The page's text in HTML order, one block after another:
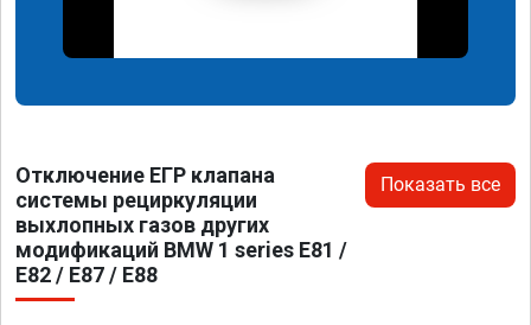
Отключение ЕГР клапана
системы рециркуляции
выхлопных газов других
модификаций BMW 1 series E81 /
E82 / E87 / E88
Показать все